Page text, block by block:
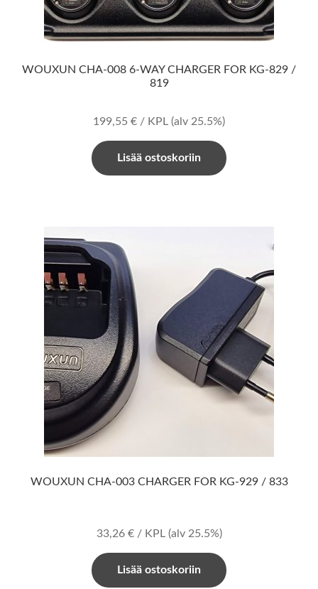
WOUXUN CHA-008 6-WAY CHARGER FOR KG-829 /
819
199,55 € / KPL (alv 25.5%)
Lisää ostoskoriin
WOUXUN CHA-003 CHARGER FOR KG-929 / 833
33,26 €/ KPL (alv 25.5%)
Lisää ostoskoriin